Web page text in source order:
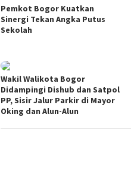
Pemkot Bogor Kuatkan
Sinergi Tekan Angka Putus
Sekolah
Wakil Walikota Bogor
Didampingi Dishub dan Satpol
PP, Sisir Jalur Parkir di Mayor
Oking dan Alun-Alun